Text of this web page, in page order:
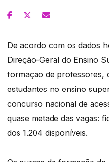
De acordo com os dados
Direção-Geral do Ensino
formação de professores,
estudantes no ensino
concurso nacional de
quase metade das vagas:
dos 1.204 disponíveis.